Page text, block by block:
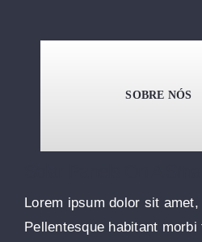
SOBRE NÓS
Lorem ipsum dolor sit
Pellentesque habitant